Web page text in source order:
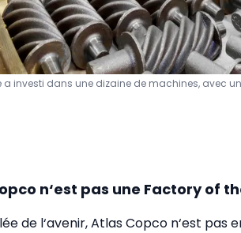
a investi dans une dizaine de machines, avec
n‘est pas une Factory of
de l‘avenir, Atlas Copco n‘est pas